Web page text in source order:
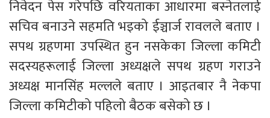
निवेदन पेस गरेपछि वरियताका आधारमा बस्नेतलाई
सचिव बनाउने सहमति भइको ईञ्चार्ज रावलले बताए ।
सपथ ग्रहणमा उपस्थित हुन नसकेका जिल्ला कमिटी
सदस्यहरूलाई जिल्ला अध्यक्षले सपथ ग्रहण गराउने
अध्यक्ष मानसिंह मल्लले बताए । आइतबार नै नेकपा
जिल्ला कमिटीको पहिलो बैठक बसेको छ ।